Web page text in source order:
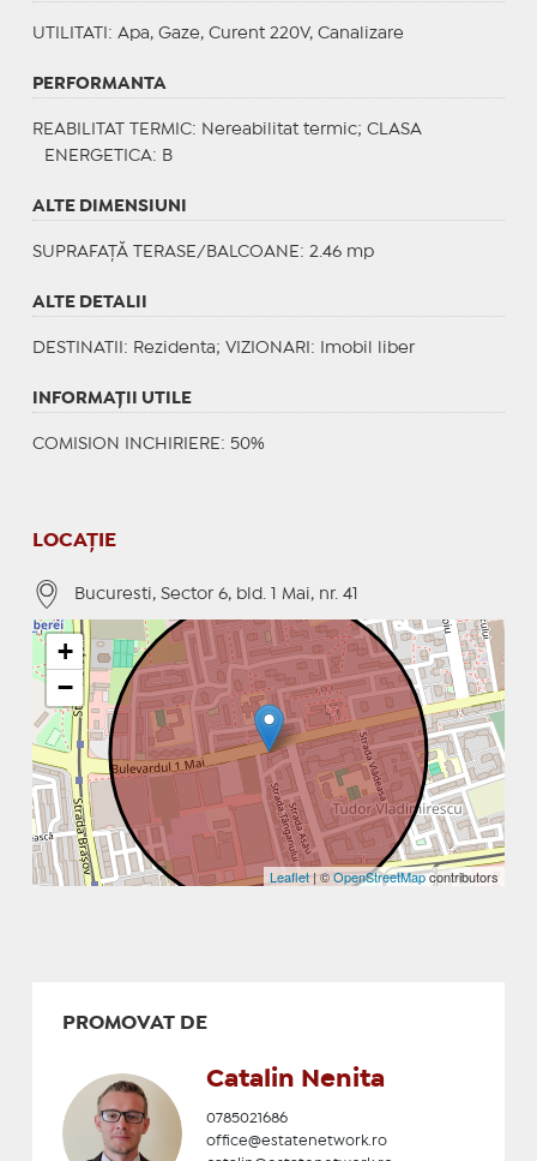
UTILITATI : Apa, Gaze, Curent 220V, Canalizare
PERFORMANTA
REABILITAT TERMIC: Nereabilitat termic; CLASA
ENERGETICA: B
ALTE DIMENSIUNI
SUPRAFAȚĂ TERASE/BALCOANE: 2.46 mp
ALTE DETALII
DESTINATII : Rezidenta; VIZIONARI : Imobil liber
INFORMAŢII UTILE
COMISION INCHIRIERE: 50%
LOCAȚIE
Bucuresti, Sector 6, bld. 1 Mai, nr. 41
+
−
Leaflet | ©OpenStreetMapcontributors
PROMOVAT DE
Catalin Nenita
0785021686
office@estatenetwork.ro